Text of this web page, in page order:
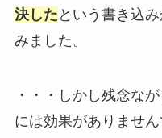
決した という書き込
みました。
・・・しかし残念な
には効果がありません